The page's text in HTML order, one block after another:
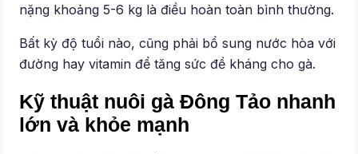
nặng khoảng 5-6 kg là điều hoàn toàn bình thường.
Bất kỳ độ tuổi nào, cũng phải bổ sung nước hòa với
đường hay vitamin để tăng sức đề kháng cho gà.
Kỹ thuật nuôi gà Đông Tảo nhanh
lớn và khỏe mạnh